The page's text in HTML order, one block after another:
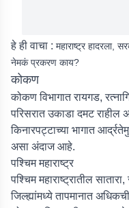
हे ही वाचा : महाराष्ट्र हादरला,
नेमकं प्रकरण काय?
कोकण
कोकण विभागात रायगड,
परिसरात उकाडा दमट
किनारपट्टाच्या भागात
असा अंदाज आहे.
पश्चिम महाराष्ट्र
पश्चिम महाराष्ट्रातील
जिल्ह्यांमध्ये तापमानात